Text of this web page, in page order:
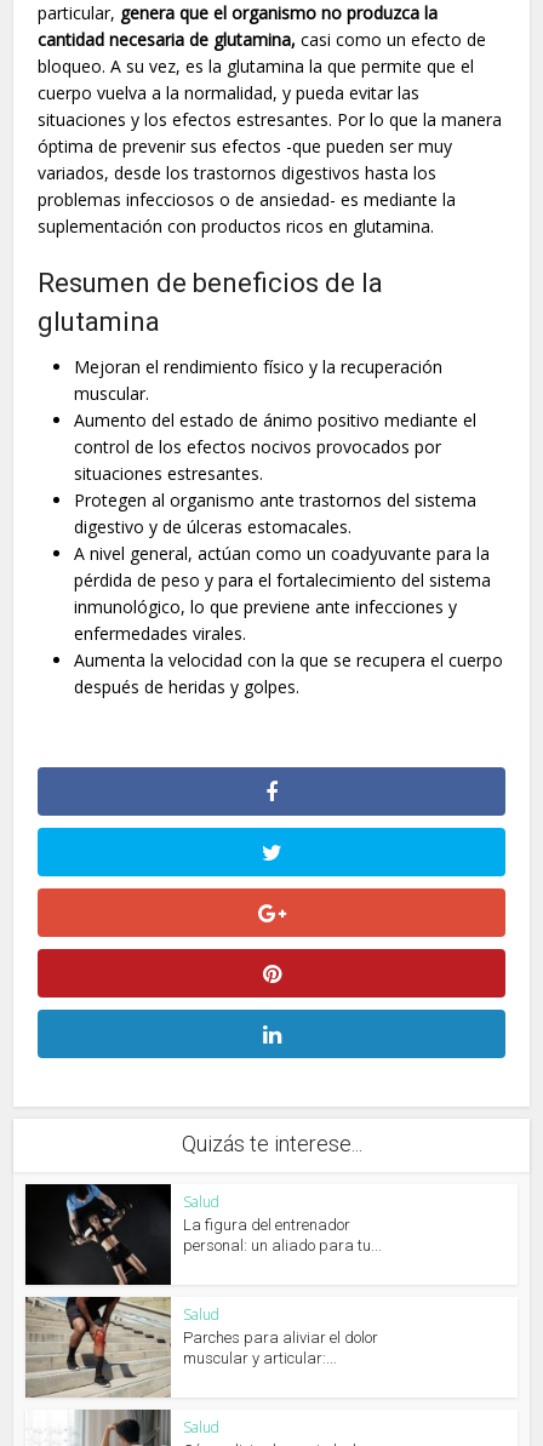
particular, genera que el organismo no produzca la
cantidad necesaria de glutamina, casi como un efecto de
bloqueo. A su vez, es la glutamina la que permite que el
cuerpo vuelva a la normalidad, y pueda evitar las
situaciones y los efectos estresantes. Por lo que la manera
óptima de prevenir sus efectos -que pueden ser muy
variados, desde los trastornos digestivos hasta los
problemas infecciosos o de ansiedad- es mediante la
suplementación con productos ricos en glutamina.
Resumen de beneficios de la
glutamina
Mejoran el rendimiento físico y la recuperación
muscular.
Aumento del estado de ánimo positivo mediante el
control de los efectos nocivos provocados por
situaciones estresantes.
Protegen al organismo ante trastornos del sistema
digestivo y de úlceras estomacales.
A nivel general, actúan como un coadyuvante para la
pérdida de peso y para el fortalecimiento del sistema
inmunológico, lo que previene ante infecciones y
enfermedades virales.
Aumenta la velocidad con la que se recupera el cuerpo
después de heridas y golpes.
Quizás te interese...
Salud
La figura del entrenador
personal: un aliado para tu...
Salud
Parches para aliviar el dolor
muscular y articular:...
Salud